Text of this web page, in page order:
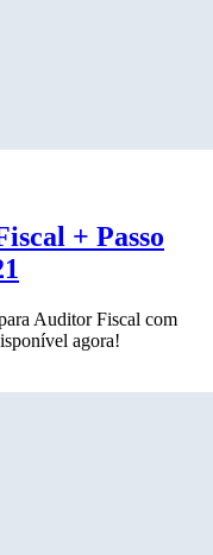
+ Passo
Auditor Fiscal com
agora!